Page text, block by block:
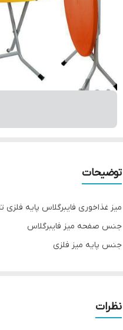
توضیحات
میز غذاخوری فایبرگلاس پایه فلزی
جنس صفحه میز فایبرگلاس
جنس پایه میز فلزی
بازه زمانی ارسال کالا 8 روز کاری
نظرات